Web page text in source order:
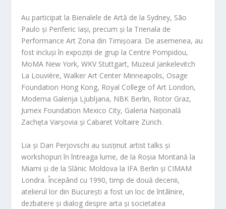
Au participat la Bienalele de Artă de la Sydney, São
Paulo și Periferic Iași, precum și la Trienala de
Performance Art Zona din Timișoara. De asemenea, au
fost incluși în expoziții de grup la Centre Pompidou,
MoMA New York, WKV Stuttgart, Muzeul Jankelevitch
La Louvière, Walker Art Center Minneapolis, Osage
Foundation Hong Kong, Royal College of Art London,
Moderna Galerija Ljubljana, NBK Berlin, Rotor Graz,
Jumex Foundation Mexico City, Galeria Națională
Zachęta Varșovia și Cabaret Voltaire Zürich.
Lia și Dan Perjovschi au susținut artist talks și
workshopuri în întreaga lume, de la Roșia Montană la
Miami și de la Slănic Moldova la IFA Berlin și CIMAM
Londra. Începând cu 1990, timp de două decenii,
atelierul lor din București a fost un loc de întâlnire,
dezbatere și dialog despre arta și societatea